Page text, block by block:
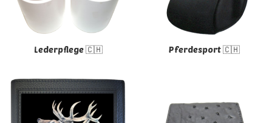
Lederpflege 🇨🇭 Pferdesport 🇨🇭